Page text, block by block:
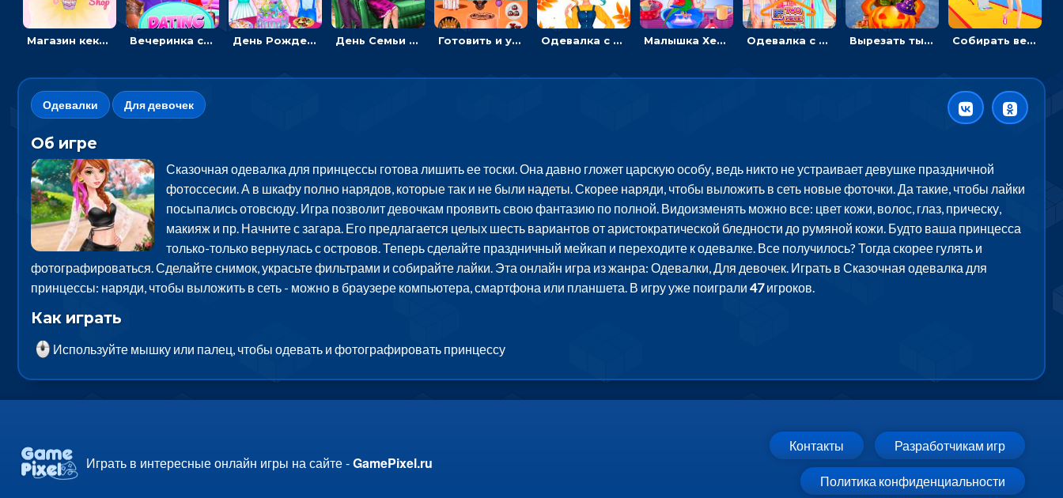
Магазин кексов: повторять сладости с картинки или продавать вкусняшки Вечеринка свиданий: одевалка для влюбленных День Рождения Тейлор: печь торт для девочки или наряжать именинницу День Семьи Ледяной принцессы: убираться в доме и ухаживать за малышами - для девочек Готовить и украшать десерт на Хэллоуин - для девочек Одевалка с яркими осенними нарядами: собирать образ для прогулки Малышка Хейзел ухаживает за попугаем: лечить и развлекать птичку Одевалка с принцессами на пляже Вырезать тыкву и одевать Харли Квинн - одевалка с карвингом Собирать вещи и преображать девочку, чтобы покорить парня – гиперказуалка
Одевалки Для девочек
Об игре
Сказочная одевалка для принцессы готова лишить ее тоски. Она давно гложет царскую особу, ведь никто не устраивает девушке праздничной
фотоссесии. А в шкафу полно нарядов, которые так и не были надеты. Скорее наряди, чтобы выложить в сеть новые фоточки. Да такие, чтобы лайки
посыпались отовсюду. Игра позволит девочкам проявить свою фантазию по полной. Видоизменять можно все: цвет кожи, волос, глаз, прическу,
макияж и пр. Начните с загара. Его предлагается целых шесть вариантов от аристократической бледности до румяной кожи. Будто ваша принцесса
только-только вернулась с островов. Теперь сделайте праздничный мейкап и переходите к одевалке. Все получилось? Тогда скорее гулять и
фотографироваться. Сделайте снимок, украсьте фильтрами и собирайте лайки. Эта онлайн игра из жанра: Одевалки, Для девочек. Играть в Сказочная одевалка для
принцессы: наряди, чтобы выложить в сеть - можно в браузере компьютера, смартфона или планшета. В игру уже поиграли 47игроков.
Как играть
Используйте мышку или палец, чтобы одевать и фотографировать принцессу
Играть в интересные онлайн игры на сайте -GamePixel.ru
Контакты Разработчикам игр
Политика конфиденциальности